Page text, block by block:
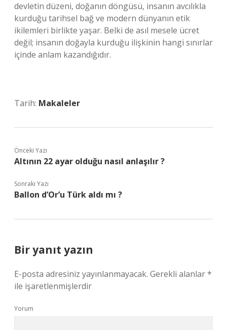
devletin düzeni, doğanın döngüsü, insanın avcılıkla
kurduğu tarihsel bağ ve modern dünyanın etik
ikilemleri birlikte yaşar. Belki de asıl mesele ücret
değil; insanın doğayla kurduğu ilişkinin hangi sınırlar
içinde anlam kazandığıdır.
Tarih: Makaleler
Önceki Yazı
Altının 22 ayar olduğu nasıl anlaşılır ?
Sonraki Yazı
Ballon d’Or’u Türk aldı mı ?
Bir yanıt yazın
E-posta adresiniz yayınlanmayacak. Gerekli alanlar*
ile işaretlenmişlerdir
Yorum